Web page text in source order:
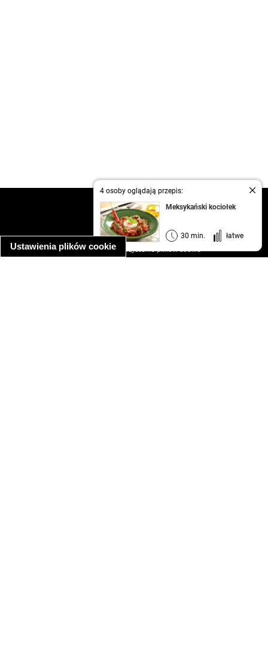
Ustawienia plików cookie
4 osoby oglądają przepis:
Meksykański kociołek
30 min. łatwe
kontakt
regulamin
informacja o prywatności
informacja o wykorzystaniu plików cookie